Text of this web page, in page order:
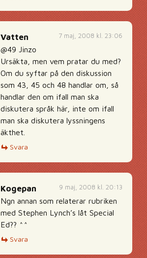
7 maj, 2008 kl. 23:06
Vatten
@49 Jinzo
Ursäkta, men vem pratar du med?
Om du syftar på den diskussion
som 43, 45 och 48 handlar om, så
handlar den om ifall man ska
diskutera språk här, inte om ifall
man ska diskutera lyssningens
äkthet.
Svara
9 maj, 2008 kl. 20:13
Kogepan
Ngn annan som relaterar rubriken
med Stephen Lynch’s låt Special
Ed?? ^^
Svara